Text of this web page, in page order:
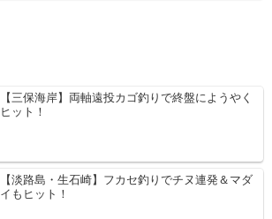
【三保海岸】両軸遠投カゴ釣りで終盤にようやく
ヒット！
【淡路島・生石崎】フカセ釣りでチヌ連発＆マダ
イもヒット！